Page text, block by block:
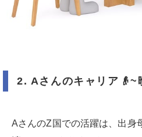
2. Aさんのキャリア 👴~
AさんのZ国での活躍は、出身